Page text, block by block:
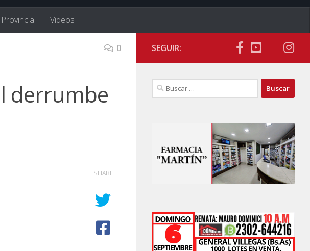
Provincial Videos
0
derrumbe
SHARE
SEGUIR:
Buscar: